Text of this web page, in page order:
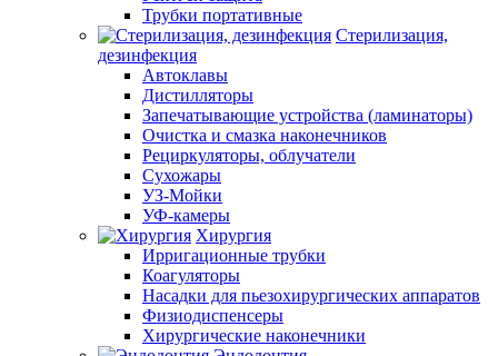
Трубки портативные
Стерилизация,
дезинфекция
Автоклавы
Дистилляторы
Запечатывающие устройства (ламинаторы)
Очистка и смазка наконечников
Рециркуляторы, облучатели
Сухожары
УЗ-Мойки
УФ-камеры
Хирургия
Ирригационные трубки
Коагуляторы
Насадки для пьезохирургических аппаратов
Физиодиспенсеры
Хирургические наконечники